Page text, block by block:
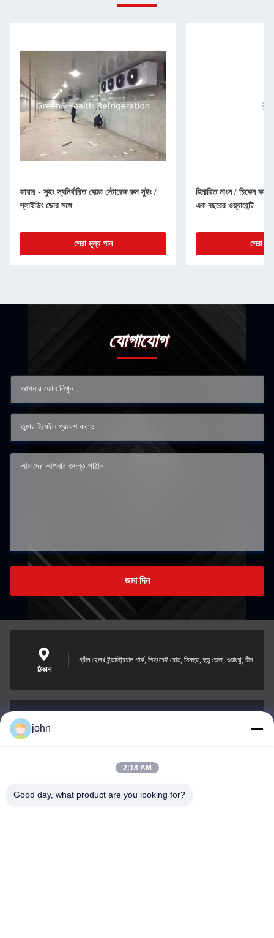
ফায়ার - সুইং স্বনির্ধারিত কোল্ড স্টোরেজ রুম সুইং /
স্লাইডিং ডোর সঙ্গে
সেরা মূল্য পান
হিমায়িত মাংস / চিকেন
এক বছরের ওয়্যারেন্টি
সেরা
যোগাযোগ
জমা দিন
ঠিকানা
গ্রীন হেলথ ইন্ডাস্ট্রিয়াল পার্ক, লিহংবেই রোড, সিনহুয়া, হুডু জেলা, গুয়াংঝু, চীন
0086-153-7406-6785
john
2:18 AM
Good day, what product are you looking for?